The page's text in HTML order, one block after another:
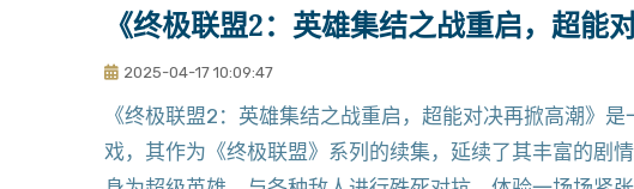
《终极联盟2：英雄集结之战重启，超能
2025-04-17 10:09:47
《终极联盟2：英雄集结之战重启，超能对决再掀高潮》
戏，其作为《终极联盟》系列的续集，延续了其丰富的剧